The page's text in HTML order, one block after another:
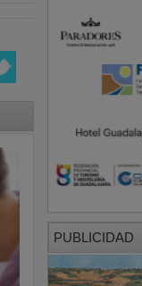
PUBLICIDAD